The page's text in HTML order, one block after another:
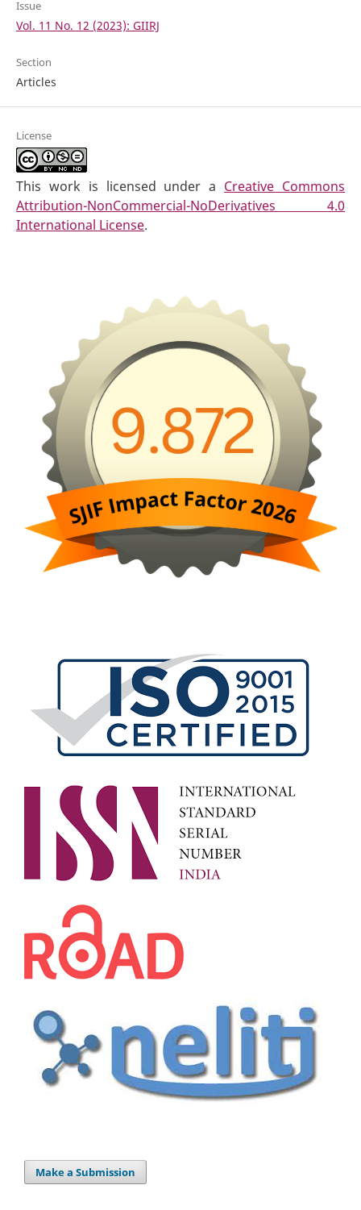
Issue
Vol. 11 No. 12 (2023): GIIRJ
Section
Articles
License
This work is licensed under a Creative Commons
Attribution-NonCommercial-NoDerivatives 4.0
International License.
Make a Submission